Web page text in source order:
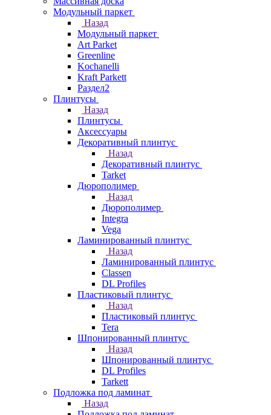
Модульный паркет
Назад
Модульный паркет
Art Parket
Greenline
Kochanelli
Kraft Parkett
Раздел2
Плинтусы
Назад
Плинтусы
Аксессуары
Декоративный плинтус
Назад
Декоративный плинтус
Tarket
Дюрополимер
Назад
Дюрополимер
Integra
Vega
Ламинированный плинтус
Назад
Ламинированный плинтус
Classen
DL Profiles
Пластиковый плинтус
Назад
Пластиковый плинтус
Tera
Шпонированный плинтус
Назад
Шпонированный плинтус
DL Profiles
Tarkett
Подложка под ламинат
Назад